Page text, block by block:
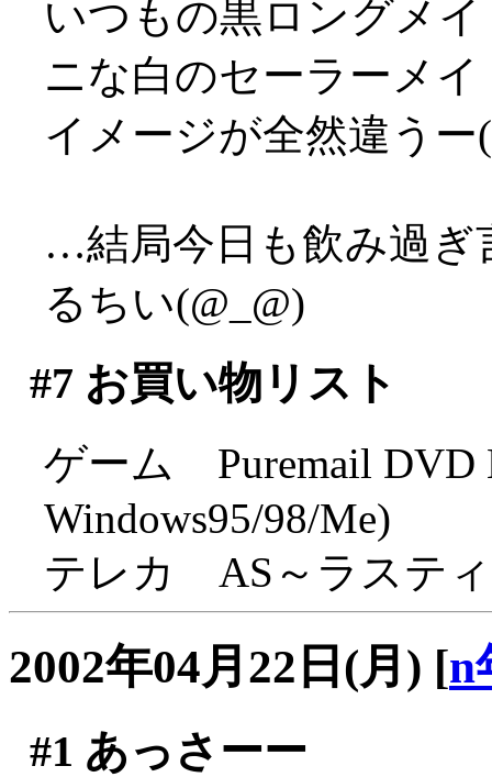
いつもの黒ロングメ
ニな白のセーラーメイ
イメージが全然違う
…結局今日も飲み過ぎ
るちい(@_@)
#7 お買い物リスト
ゲーム Puremail DVD
Windows95/98/Me)
テレカ AS～ラステ
2002年04月22日(月) [n
#1 あっさーー